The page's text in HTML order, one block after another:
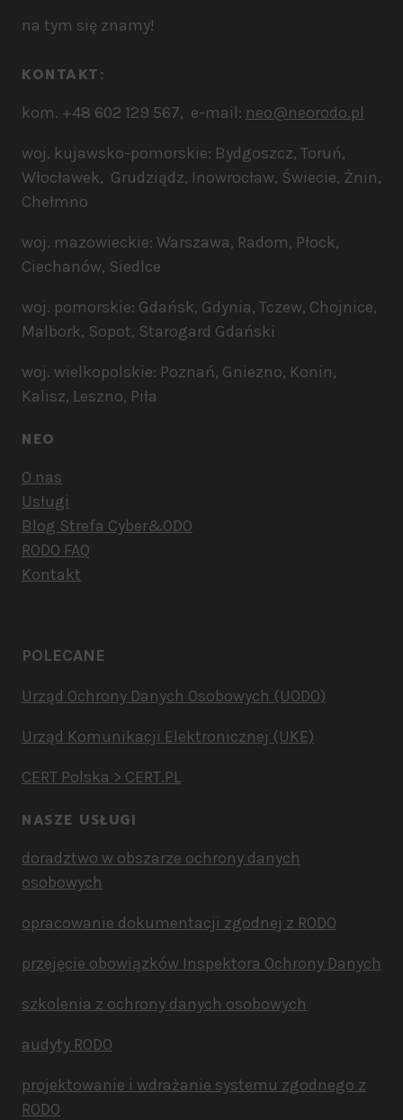
na tym się znamy!
KONTAKT:​
kom. +48 602 129 567, e-mail: neo@neorodo.pl
woj. kujawsko-pomorskie: Bydgoszcz, Toruń,
Włocławek, Grudziądz, Inowrocław, Świecie, Żnin,
Chełmno
woj. mazowieckie: Warszawa, Radom, Płock,
Ciechanów, Siedlce
woj. pomorskie: Gdańsk, Gdynia, Tczew, Chojnice,
Malbork, Sopot, Starogard Gdański
woj. wielkopolskie: Poznań, Gniezno, Konin,
Kalisz, Leszno, Piła
NEO
O nas
Usługi
Blog Strefa Cyber&ODO
RODO FAQ
Kontakt
POLECANE
Urząd Ochrony Danych Osobowych (UODO)
Urząd Komunikacji Elektronicznej (UKE)
CERT Polska > CERT.PL
NASZE USŁUGI
doradztwo w obszarze ochrony danych
osobowych
opracowanie dokumentacji zgodnej z RODO
przejęcie obowiązków Inspektora Ochrony Danych
szkolenia z ochrony danych osobowych
audyty RODO
projektowanie i wdrażanie systemu zgodnego z
RODO